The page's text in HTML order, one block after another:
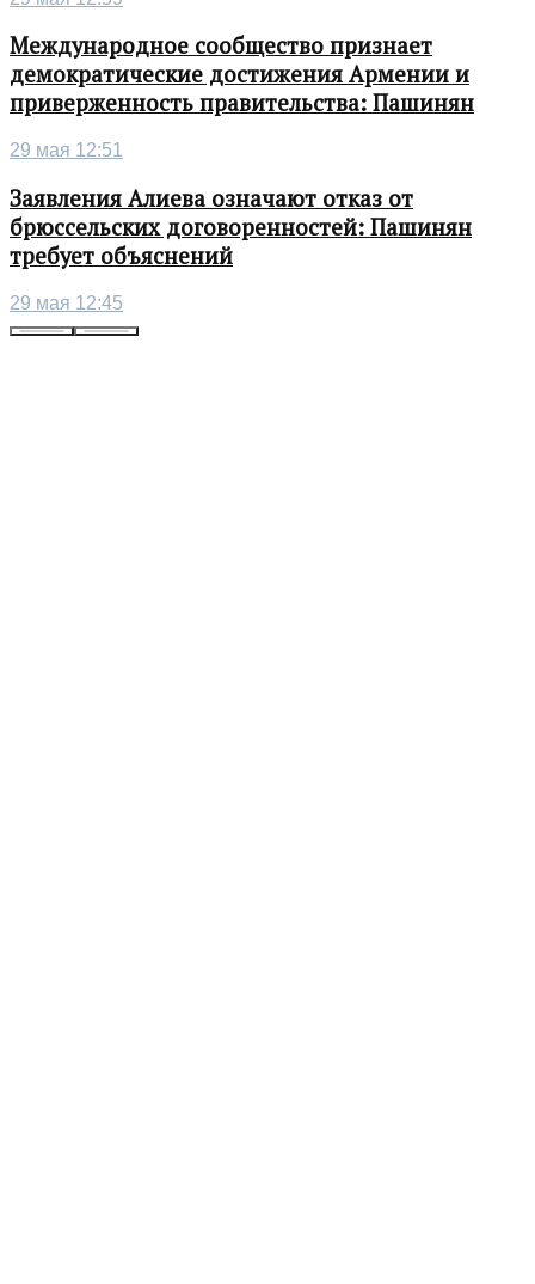
Международное сообщество признает
демократические достижения Армении и
приверженность правительства: Пашинян
29 мая 12:51
Заявления Алиева означают отказ от
брюссельских договоренностей: Пашинян
требует объяснений
29 мая 12:45